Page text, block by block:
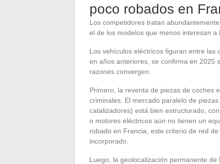
poco robados en
Los competidores tratan
el de los modelos que menos interesan
Los vehículos eléctricos figuran entre las
en años anteriores, se confirma en 2025
razones convergen.
Primero, la reventa de piezas de coches
criminales. El mercado paralelo de
catalizadores) está bien estructurado,
o motores eléctricos aún no tienen un
robado en Francia, este criterio de red
incorporado.
Luego, la geolocalización permanente